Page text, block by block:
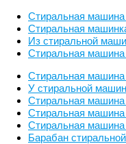
Стиральная машина
Стиральная
Из стиральной
Стиральная
Стиральная
У стиральной
Стиральная машина
Стиральная
Стиральная машина
Барабан